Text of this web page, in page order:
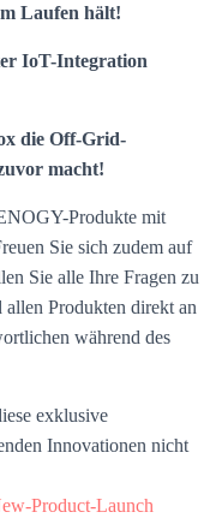
Laufen hält!
IoT-Integration
die Off-Grid-
macht!
Produkte mit
Sie sich zudem auf
Sie alle Ihre Fragen zu
Produkten direkt an
während des
exklusive
Innovationen nicht
Product-Launch